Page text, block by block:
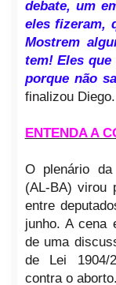
debate, um
eles fizeram,
Mostrem
tem! Eles
porque não
finalizou Diego.
ENTENDA A
O plenário da
(AL-BA) virou
entre
junho. A cena
de uma
de Lei 1904/
contra o aborto.